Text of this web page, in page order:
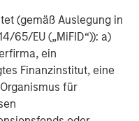
(gemäß Auslegung in
65/EU („MiFID“)): a)
ein
Finanzinstitut, eine
für
and consumer
economic conditions
companies and may
extent than if the
variety of companies.
investing and/or
(ESG) factors could result
from other